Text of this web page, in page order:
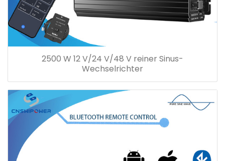
2500 W 12 V/24 V/48 V reiner Sinus-
Wechselrichter